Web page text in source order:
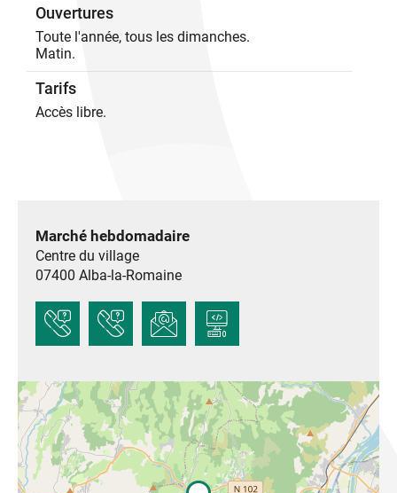
Ouvertures
Toute l'année, tous les dimanches.
Matin.
Tarifs
Accès libre.
Marché hebdomadaire
Centre du village
07400 Alba-la-Romaine